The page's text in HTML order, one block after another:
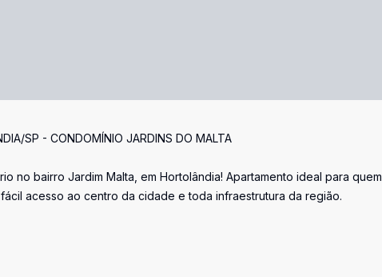
SP - CONDOMÍNIO JARDINS DO MALTA
no bairro Jardim Malta, em Hortolândia! Apartamento ideal para quem
acesso ao centro da cidade e toda infraestrutura da região.